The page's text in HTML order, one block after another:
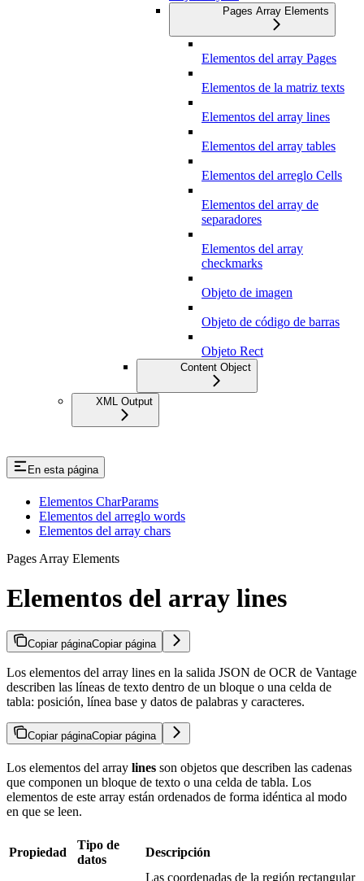
Pages Array Elements
Elementos del array Pages
Elementos de la matriz texts
Elementos del array lines
Elementos del array tables
Elementos del arreglo Cells
Elementos del array de
separadores
Elementos del array
checkmarks
Objeto de imagen
Objeto de código de barras
Objeto Rect
Content Object
XML Output
En esta página
Elementos CharParams
Elementos del arreglo words
Elementos del array chars
Pages Array Elements
Elementos del array lines
Copiar páginaCopiar página
Los elementos del array lines en la salida JSON de OCR de Vantage
describen las líneas de texto dentro de un bloque o una celda de
tabla: posición, línea base y datos de palabras y caracteres.
Copiar páginaCopiar página
Los elementos del array lines son objetos que describen las cadenas
que componen un bloque de texto o una celda de tabla. Los
elementos de este array están ordenados de forma idéntica al modo
en que se leen.
Propiedad
Tipo de
datos
Descripción
Las coordenadas de la región rectangular